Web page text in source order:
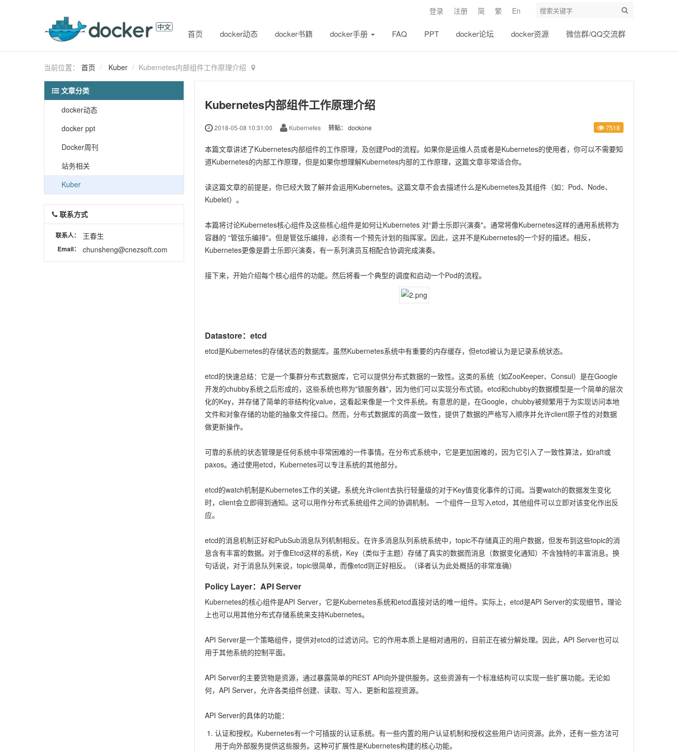
登录 注册 简 繁 En
首页 docker动态 docker书籍 docker手册 FAQ PPT docker论坛 docker资源 微信群/QQ交流群
当前位置： 首页 Kuber Kubernetes内部组件工作原理介绍
Kubernetes内部组件工作原理介绍
2018-05-08 10:31:00 Kubernetes 转贴： dockone 7518
本篇文章讲述了Kubernetes内部组件的工作原理，及创建Pod的流程。如果你是运维人员或者是Kubernetes的使用者，你可以不需要知
道Kubernetes的内部工作原理，但是如果你想理解Kubernetes内部的工作原理，这篇文章非常适合你。
读这篇文章的前提是，你已经大致了解并会运用Kubernetes。这篇文章不会去描述什么是Kubernetes及其组件（如：Pod、Node、
Kubelet）。
本篇将讨论Kubernetes核心组件及这些核心组件是如何让Kubernetes 对“爵士乐即兴演奏"。通常将像Kubernetes这样的通用系统称为
容器的 “管弦乐编排"。但是管弦乐编排，必须有一个预先计划的指挥家。因此，这并不是Kubernetes的一个好的描述。相反，
Kubernetes更像是爵士乐即兴演奏，有一系列演员互相配合协调完成演奏。
接下来，开始介绍每个核心组件的功能。然后将看一个典型的调度和启动一个Pod的流程。
Datastore：etcd
etcd是Kubernetes的存储状态的数据库。虽然Kubernetes系统中有重要的内存缓存，但etcd被认为是记录系统状态。
etcd的快速总结：它是一个集群分布式数据库，它可以提供分布式数据的一致性。这类的系统（如ZooKeeper、Consul）是在Google
开发的chubby系统之后形成的，这些系统也称为"锁服务器"，因为他们可以实现分布式锁。etcd和chubby的数据模型是一个简单的层次
化的Key，并存储了简单的非结构化value，这看起来像是一个文件系统。有意思的是，在Google，chubby被频繁用于为实现访问本地
文件和对象存储的功能的抽象文件接口。然而，分布式数据库的高度一致性，提供了数据的严格写入顺序并允许client原子性的对数据
做更新操作。
可靠的系统的状态管理是任何系统中非常困难的一件事情。在分布式系统中，它是更加困难的，因为它引入了一致性算法，如raft或
paxos。通过使用etcd，Kubernetes可以专注系统的其他部分。
etcd的watch机制是Kubernetes工作的关键。系统允许client去执行轻量级的对于Key值变化事件的订阅。当要watch的数据发生变化
时，client会立即得到通知。这可以用作分布式系统组件之间的协调机制。 一个组件一旦写入etcd，其他组件可以立即对该变化作出反
应。
etcd的消息机制正好和PubSub消息队列机制相反。在许多消息队列系统系统中，topic不存储真正的用户数据，但发布到这些topic的消
息含有丰富的数据。对于像Etcd这样的系统，Key（类似于主题）存储了真实的数据而消息（数据变化通知）不含独特的丰富消息。换
句话说，对于消息队列来说，topic很简单，而像etcd则正好相反。（译者认为此处概括的非常准确）
Policy Layer：API Server
Kubernetes的核心组件是API Server，它是Kubernetes系统和etcd直接对话的唯一组件。实际上，etcd是API Server的实现细节，理论
上也可以用其他分布式存储系统来支持Kubernetes。
API Server是一个策略组件，提供对etcd的过滤访问。它的作用本质上是相对通用的，目前正在被分解处理。因此，API Server也可以
用于其他系统的控制平面。
API Server的主要货物是资源，通过暴露简单的REST API向外提供服务。这些资源有一个标准结构可以实现一些扩展功能。无论如
何，API Server，允许各类组件创建、读取、写入、更新和监视资源。
API Server的具体的功能：
认证和授权。Kubernetes有一个可插拔的认证系统。有一些内置的用户认证机制和授权这些用户访问资源。此外，还有一些方法可
用于向外部服务提供这些服务。这种可扩展性是Kubernetes构建的核心功能。
文章分类
docker动态
docker ppt
Docker周刊
站务相关
Kuber
联系方式
联系人： 王春生
Email： chunsheng@cnezsoft.com